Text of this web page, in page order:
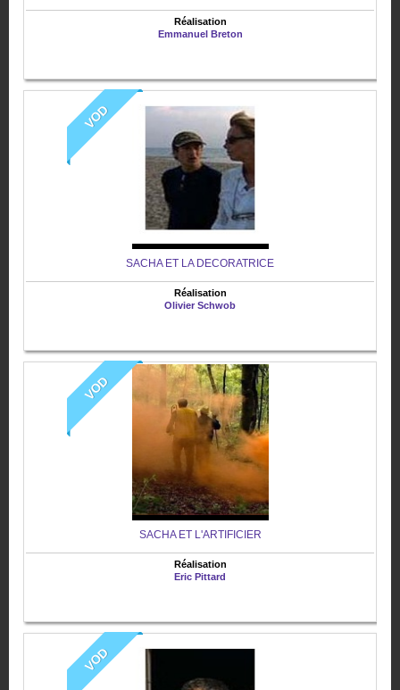
Réalisation
Emmanuel Breton
VOD
SACHA ET LA DECORATRICE
Réalisation
Olivier Schwob
VOD
SACHA ET L'ARTIFICIER
Réalisation
Eric Pittard
VOD